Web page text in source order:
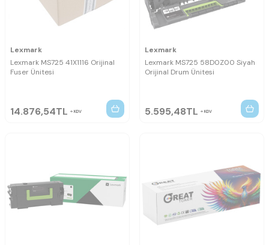
Lexmark
Lexmark MS725 41X1116 Orijinal
Fuser Ünitesi
14.876,54TL KDV
Lexmark
Lexmark MS725 58D0Z00 Siyah
Orijinal Drum Ünitesi
5.595,48TL KDV